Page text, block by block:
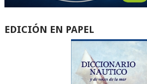
EDICIÓN EN PAPEL